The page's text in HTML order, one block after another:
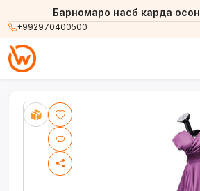
+992970400500
Барномаро насб карда